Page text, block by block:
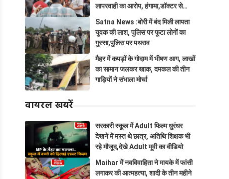
लापरवाही का आरोप, हंगामा,डॉक्टर से
Satna News :बोरी में बंद मिली लापता
युवक की लाश, पुलिस पर फूटा लोगों का
गुस्सा,पुलिस पर पथराव
मैहर में कपड़ों के गोदाम में भीषण आग, लाखों
का सामान जलकर खाक, दमकल की तीन
गाड़ियों ने संभाला मोर्चा
वायरल खबरें
सरकारी स्कूल में Adult फिल्म धुरंधर
देखने में मस्त थे छात्र, अतिथि शिक्षक भी
रहे मौजूद,देखे Adult मूवी का वीडियो
Maihar में नवविवाहिता ने मायके में फांसी
लगाकर की आत्महत्या, शादी के तीन महीने